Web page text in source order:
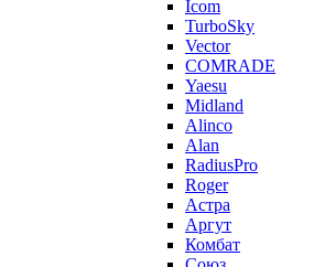
Icom
TurboSky
Vector
COMRADE
Yaesu
Midland
Alinco
Alan
RadiusPro
Roger
Астра
Аргут
Комбат